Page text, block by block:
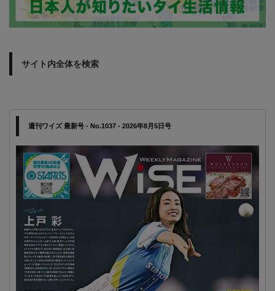
サイト内全体を検索
週刊ワイズ 最新号 - No.1037 - 2026年8月5日号